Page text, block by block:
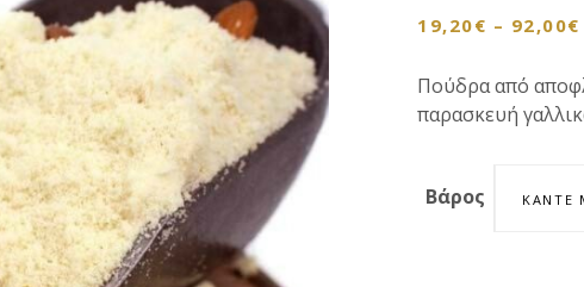
19,20€ – 92,00€
Πούδρα από
παρασκευή
Βάρος ΚΆΝΤΕ